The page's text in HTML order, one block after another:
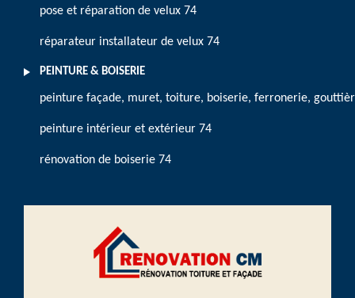
pose et réparation de velux 74
réparateur installateur de velux 74
PEINTURE & BOISERIE
peinture façade, muret, toiture, boiserie, ferronerie,
peinture intérieur et extérieur 74
rénovation de boiserie 74